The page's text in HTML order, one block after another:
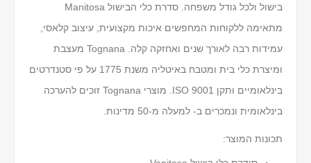
בישול ולכל גודל משפחה. סדרת כלי הבישול Manitosa
מתאימה ללקוחות המחפשים איכות מקצועית, עיצוב קלאסי,
עמידות רבה לאורך שנים ואחזקה קלה. Tognana מעצבת
ומיצרת כלי בית ומטבח באיטליה משנת 1775 על פי סטנדרטים
בינלאומיים ותקן ISO 9001. מוצרי Tognana זוכים להערכה
בינלאומית ונמכרים ב- למעלה מ-50 מדינות.
תכונות המוצר: